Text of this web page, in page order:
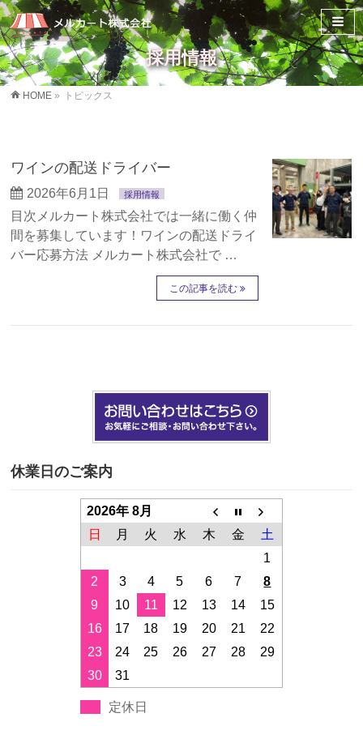
採用情報
HOME » トピックス
ワインの配送ドライバー
2026年6月1日 採用情報
目次メルカート株式会社では一緒に働く仲
間を募集しています！ワインの配送ドライ
バー応募方法 メルカート株式会社で …
この記事を読む
休業日のご案内
2026年 8月
日
月 火 水 木 金
土
1
2
3 4 5 6 7
8
9
10 11 12 13 14
15
16
17 18 19 20 21
22
23
24 25 26 27 28
29
30
31
定休日